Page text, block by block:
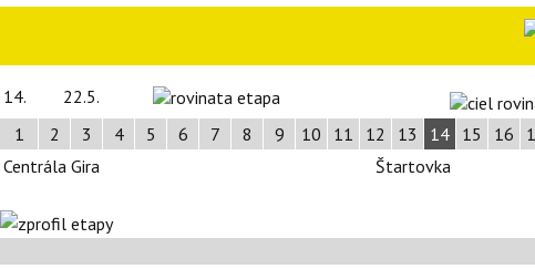
14. 22.5.
1
2 3 4 5 6 7 8 9 10 11 12 13 14 15 16
Centrála Gira
Štartovka